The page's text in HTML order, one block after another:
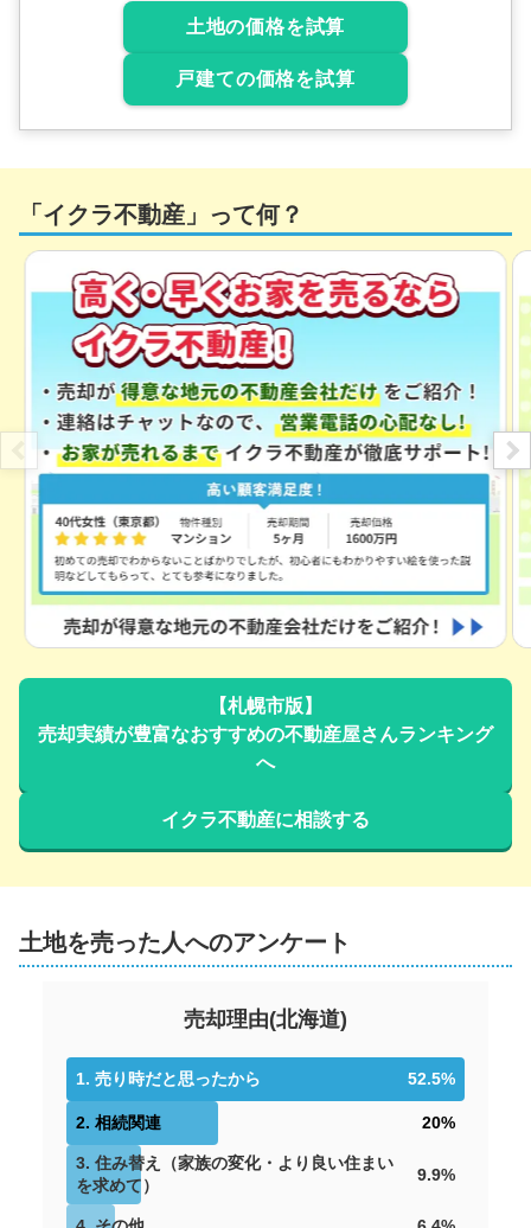
土地の価格を試算
戸建ての価格を試算
「イクラ不動産」って何？
【札幌市版】
売却実績が豊富なおすすめの不動産屋さんランキング
へ
イクラ不動産に相談する
土地を売った人へのアンケート
売却理由(北海道)
1. 売り時だと思ったから 52.5%
2. 相続関連 20%
3. 住み替え（家族の変化・より良い住まい
を求めて）
9.9%